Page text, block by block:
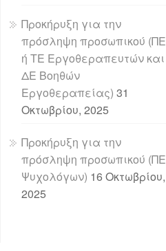
Προκήρυξη για την
πρόσληψη προσωπικού (ΠΕ
ή ΤΕ Εργοθεραπευτών και
ΔΕ Βοηθών
Εργοθεραπείας) 31
Οκτωβρίου, 2025
Προκήρυξη για την
πρόσληψη προσωπικού (ΠΕ
Ψυχολόγων) 16 Οκτωβρίου,
2025